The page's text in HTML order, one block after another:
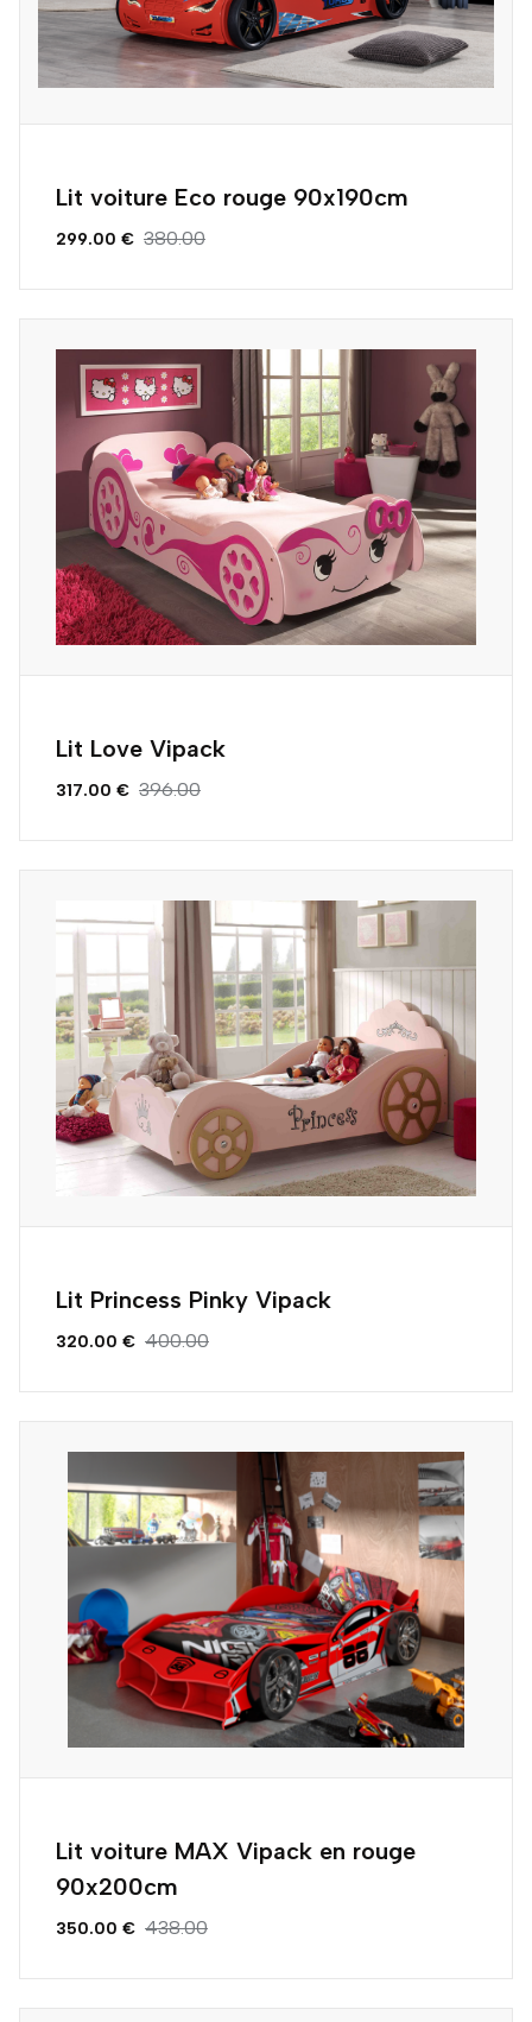
Lit voiture Eco rouge 90x190cm
299.00 € 380.00
Lit Love Vipack
317.00 € 396.00
Lit Princess Pinky Vipack
320.00 € 400.00
Lit voiture MAX Vipack en rouge
90x200cm
350.00 € 438.00